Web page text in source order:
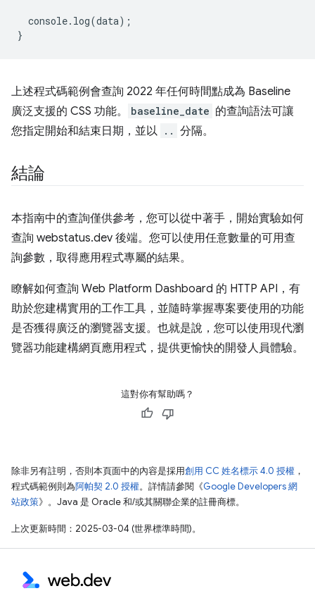
console. log(data);
}
上述程式碼範例會查詢 2022 年任何時間點成為 Baseline
廣泛支援的 CSS 功能。
baseline_date 的查詢語法可讓
您指定開始和結束日期，並以
.. 分隔。
結論
本指南中的查詢僅供參考，您可以從中著手，開始實驗如何
查詢 webstatus.dev 後端。您可以使用任意數量的可用查
詢參數，取得應用程式專屬的結果。
瞭解如何查詢 Web Platform Dashboard 的 HTTP API，有
助於您建構實用的工作工具，並隨時掌握專案要使用的功能
是否獲得廣泛的瀏覽器支援。也就是說，您可以使用現代瀏
覽器功能建構網頁應用程式，提供更愉快的開發人員體驗。
這對你有幫助嗎？
除非另有註明，否則本頁面中的內容是採用創用 CC 姓名標示 4.0 授權 ，
程式碼範例則為阿帕契 2.0 授權。詳情請參閱《Google Developers 網
站政策》。Java 是 Oracle 和/或其關聯企業的註冊商標。
上次更新時間：2025-03-04 (世界標準時間)。